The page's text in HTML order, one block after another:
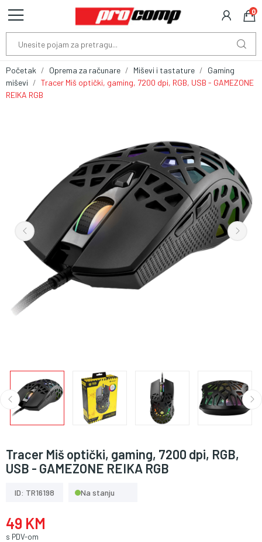
0
Početak Oprema za računare Miševi i tastature
Gaming
miševi
Tracer Miš optički, gaming, 7200 dpi, RGB, USB - GAMEZONE
REIKA RGB
Tracer Miš optički, gaming, 7200 dpi, RGB,
USB - GAMEZONE REIKA RGB
ID: TR16198 Na stanju
49 KM
s PDV-om